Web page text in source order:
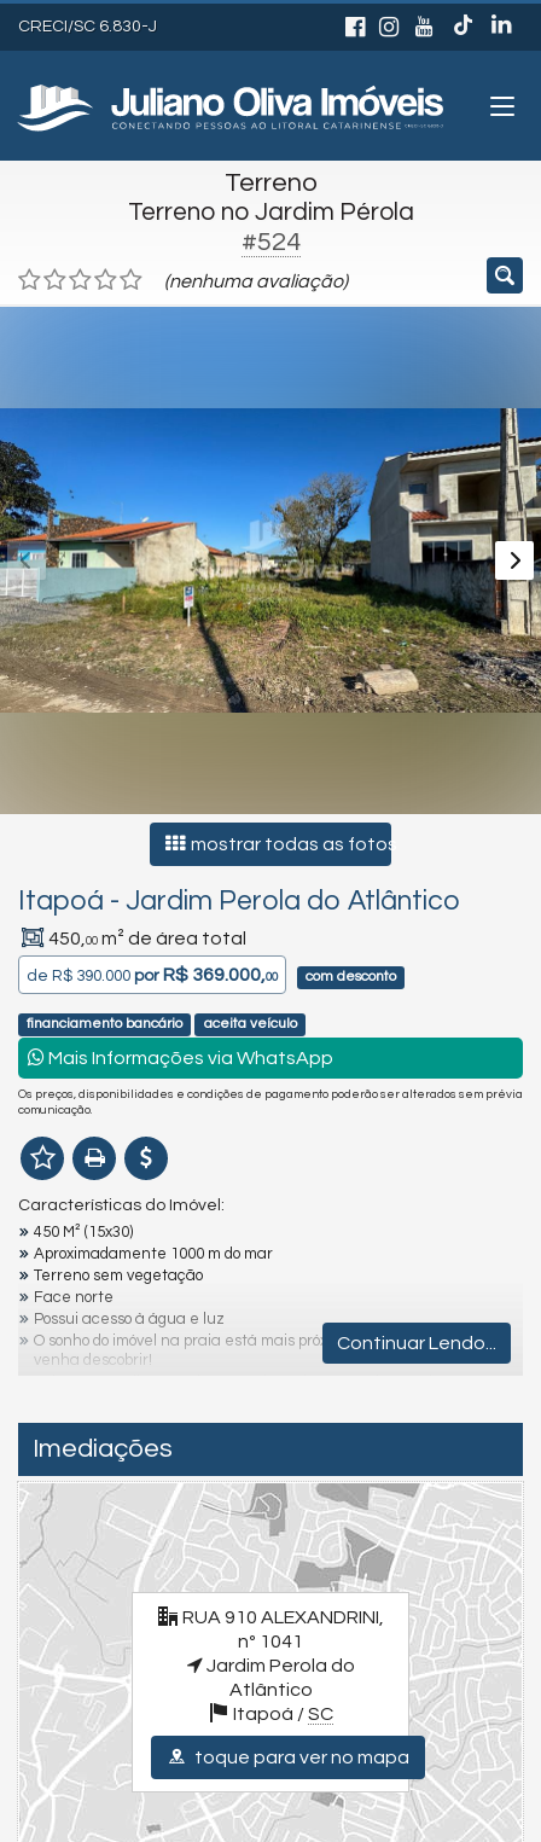
CRECI/SC 6.830-J
Terreno
Terreno no Jardim Pérola
#524
(nenhuma avaliação)
mostrar todas as fotos
Itapoá - Jardim Perola do Atlântico
450, 00 m² de área total
de R$ 390.000 por R$ 369.000,00 com desconto
financiamento bancário aceita veículo
Mais Informações via WhatsApp
Os preços, disponibilidades e condições de pagamento poderão ser alterados sem prévia
comunicação.
Características do Imóvel:
450 M² (15x30)
Aproximadamente 1000 m do mar
Terreno sem vegetação
Face norte
Possui acesso à água e luz
O sonho do imóvel na praia está mais próximo do que você imagina,
venha descobrir!
Para uma experiência completa, assista aos vídeos detalhados
dos imóveis e da cidade. Visite nossas redes sociais:
Instagram - @julianoolivaimoveis (Instagram/julianoOlivaImoveis)
Facebook - Juliano Oliva Imóveis (Facebook/JulianoOlivaImóveis)
YouTube Juliano Oliva Imóveis - (Youtube/ThauaniZanetti)
Endereço:
RUA 910 ALEXANDRINI, nº 1041
Jardim Perola do Atlântico
Itapoá /SC
ver mapa abaixo
Continuar Lendo...
Imediações
RUA 910 ALEXANDRINI,
nº 1041
Jardim Perola do
Atlântico
Itapoá /SC
toque para ver no mapa